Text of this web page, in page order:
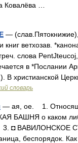
Ковалёва …
—
книг ветхозав.
слова
в *Послании
В христианской
словарь
— ая, ое. 1.
БАШНЯ о каком
3. ◘ ВАВИЛОНСКОЕ
беспорядок.